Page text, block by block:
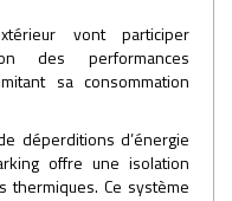
vont participer
des performances
sa consommation
déperditions d’énergie
offre une isolation
thermiques. Ce système